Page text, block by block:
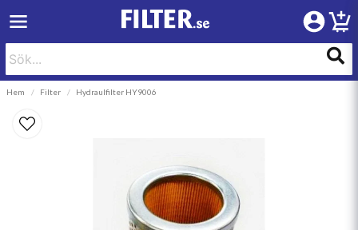
Hem Filter Hydraulfilter HY9006